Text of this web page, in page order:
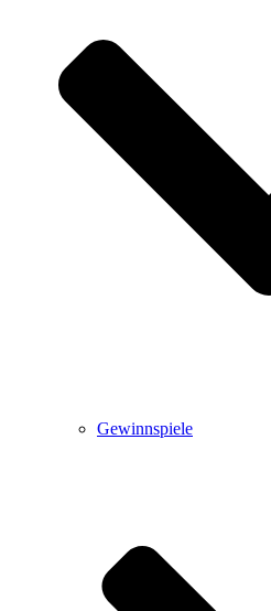
Gewinnspiele